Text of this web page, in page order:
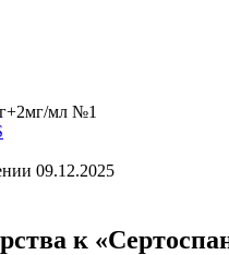
мл №1
09.12.2025
к